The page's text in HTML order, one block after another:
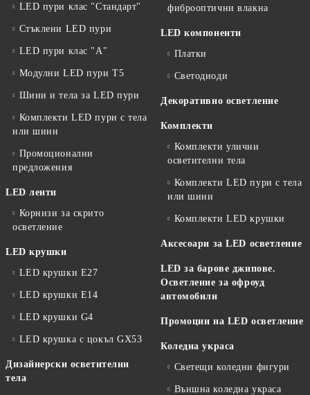
LED пури клас "Стандарт"
Стъклени LED пури
LED пури клас "А"
Модулни LED пури T5
Шини и тела за LED пури
Комплекти LED пури с тела
или шини
Промоционални
предложения
LED ленти
Корнизи за скрито
осветление
LED крушки
LED крушки E27
LED крушки E14
LED крушки G4
LED крушка с цокъл GX53
Дизайнерски осветителни
тела
фиброоптични влакна
LED компоненти
Платки
Светодиоди
Декоративно осветление
Комплекти
Комплекти улични
осветителни тела
Комплекти LED пури с тела
или шини
Комплекти LED крушки
Аксесоари за LED осветление
LED за барове джипове.
Осветление за офроуд
автомобили
Промоции на LED осветление
Коледна украса
Светещи коледни фигури
Външна коледна украса